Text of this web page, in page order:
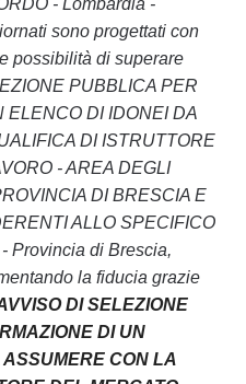
- Lombardia -
sono progettati con
possibilità di superare
PUBBLICA PER
ELENCO DI IDONEI DA
DI ISTRUTTORE
- AREA DEGLI
DI BRESCIA E
ALLO SPECIFICO
Provincia di Brescia,
la fiducia grazie
DI SELEZIONE
DI UN
CON LA